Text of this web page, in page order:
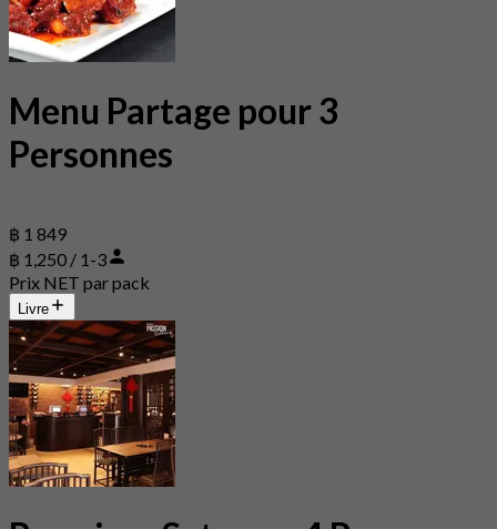
Menu Partage pour 3
Personnes
฿ 1 849
฿ 1,250 / 1-3
Prix NET par pack
Livre